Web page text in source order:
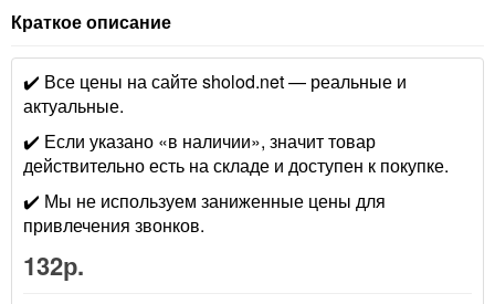
Краткое описание
✔️ Все цены на сайте sholod.net — реальные и
актуальные.
✔️ Если указано «в наличии», значит товар
действительно есть на складе и доступен к покупке.
✔️ Мы не используем заниженные цены для
привлечения звонков.
132р.